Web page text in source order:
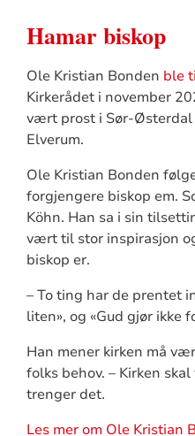
Hamar biskop
Ole Kristian Bonden ble
Kirkerådet i november
vært prost i Sør-Østerdal
Elverum.
Ole Kristian Bonden
forgjengere biskop em.
Köhn. Han sa i sin
vært til stor inspirasjon
biskop er.
– To ting har de prentet
liten», og «Gud gjør ikke
Han mener kirken må
folks behov. – Kirken
trenger det.
Les mer om Ole Kristian